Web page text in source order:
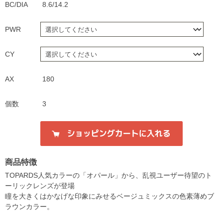
BC/DIA 8.6/14.2
PWR
CY
AX 180
個数 3
商品特徴
TOPARDS人気カラーの「オパール」から、乱視ユーザー待望のト
ーリックレンズが登場
瞳を大きくはかなげな印象にみせるベージュミックスの色素薄めブ
ラウンカラー。